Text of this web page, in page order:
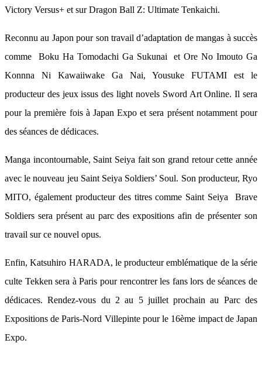
Victory Versus+ et sur Dragon Ball Z: Ultimate Tenkaichi.
Reconnu au Japon pour son travail d’adaptation de mangas à succès
comme Boku Ha Tomodachi Ga Sukunai et Ore No Imouto Ga
Konnna Ni Kawaiiwake Ga Nai, Yousuke FUTAMI est le
producteur des jeux issus des light novels Sword Art Online. Il sera
pour la première fois à Japan Expo et sera présent notamment pour
des séances de dédicaces.
Manga incontournable, Saint Seiya fait son grand retour cette année
avec le nouveau jeu Saint Seiya Soldiers’ Soul. Son producteur, Ryo
MITO, également producteur des titres comme Saint Seiya Brave
Soldiers sera présent au parc des expositions afin de présenter son
travail sur ce nouvel opus.
Enfin, Katsuhiro HARADA, le producteur emblématique de la série
culte Tekken sera à Paris pour rencontrer les fans lors de séances de
dédicaces. Rendez-vous du 2 au 5 juillet prochain au Parc des
Expositions de Paris-Nord Villepinte pour le 16ème impact de Japan
Expo.